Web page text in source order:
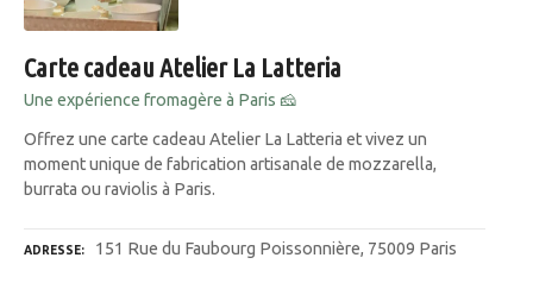
Carte cadeau Atelier La Latteria
Une expérience fromagère à Paris 🧀
Offrez une carte cadeau Atelier La Latteria et vivez un
moment unique de fabrication artisanale de mozzarella,
burrata ou raviolis à Paris.
ADRESSE 151 Rue du Faubourg Poissonnière, 75009 Paris